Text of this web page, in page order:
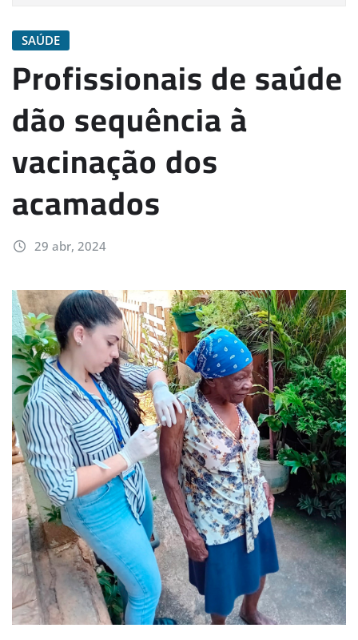
SAÚDE
Profissionais de saúde
dão sequência à
vacinação dos
acamados
29 abr, 2024